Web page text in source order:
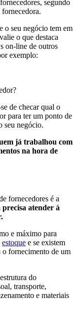
segundo
o seu negócio tem em
o que destaca
on-line de outros
exemplo:
de checar qual o
para ter um ponto de
seu negócio.
já trabalhou com
na hora de
fornecedores é a
atender à
e máximo para
estoque e se existem
o fornecimento de um
do
transporte,
e materiais